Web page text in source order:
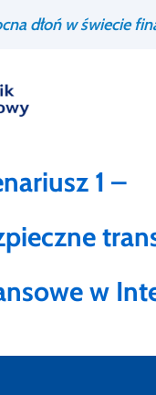
dłoń w świecie
1 –
w